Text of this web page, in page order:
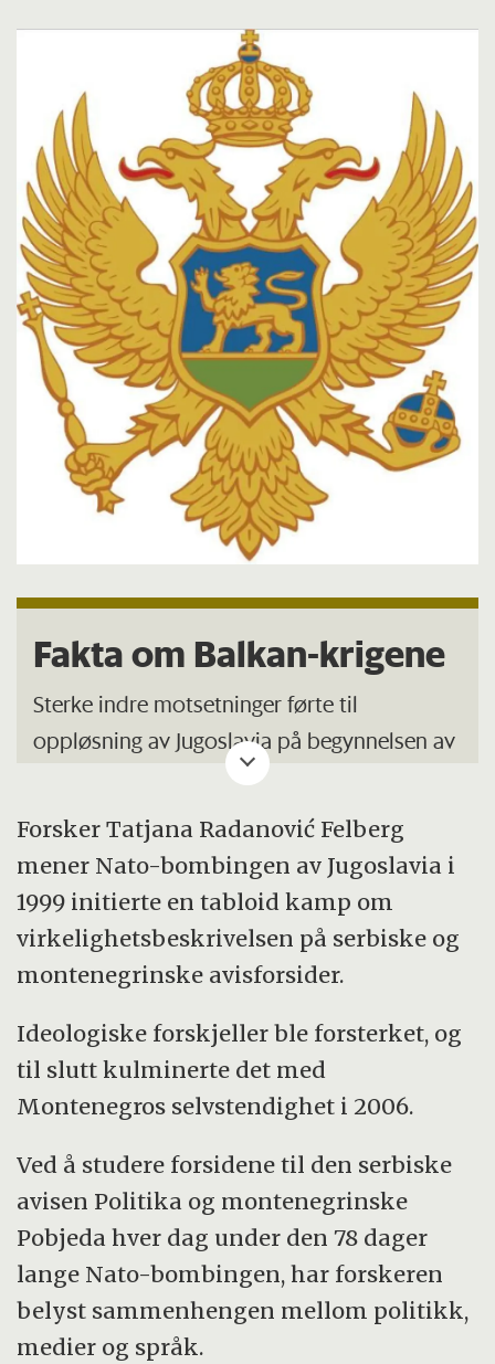
Fakta om Balkan-krigene
Sterke indre motsetninger førte til
oppløsning av Jugoslavia på begynnelsen av
I 1991 erklærte republikkene Slovenia og
Kroatia seg som uavhengige stater, og i 1992
ble Bosnia-Hercegovina uavhengig.
Rundt 100 000 mennesker ble drept i løpet
savnede.
Over 2 millioner mennesker ble ofre for
halvparten som internt fordrevne.
I november 1995 inngikk Serbia, Krotia og
Bosnia-Hercegovina Dayton-fredsavtalen
etter forhandlinger i den amerikanske
delstaten Ohio.
Forsker Tatjana Radanović Felberg
mener Nato-bombingen av Jugoslavia i
1999 initierte en tabloid kamp om
virkelighetsbeskrivelsen på serbiske og
montenegrinske avisforsider.
Ideologiske forskjeller ble forsterket, og
til slutt kulminerte det med
Montenegros selvstendighet i 2006.
Ved å studere forsidene til den serbiske
avisen Politika og montenegrinske
Pobjeda hver dag under den 78 dager
lange Nato-bombingen, har forskeren
belyst sammenhengen mellom politikk,
medier og språk.